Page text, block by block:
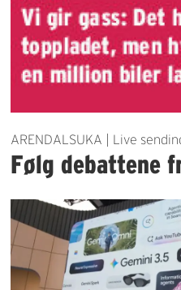
ARENDALSUKA | Live
Følg debattene